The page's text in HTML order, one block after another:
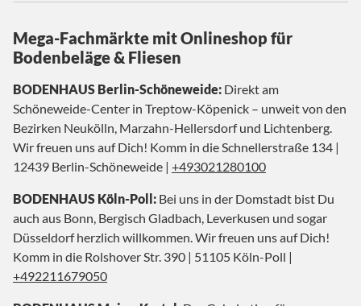
Mega-Fachmärkte mit Onlineshop für
Bodenbeläge & Fliesen
BODENHAUS Berlin-Schöneweide: Direkt am
Schöneweide-Center in Treptow-Köpenick – unweit von den
Bezirken Neukölln, Marzahn-Hellersdorf und Lichtenberg.
Wir freuen uns auf Dich! Komm in die Schnellerstraße 134 |
12439 Berlin-Schöneweide | +493021280100
BODENHAUS Köln-Poll: Bei uns in der Domstadt bist Du
auch aus Bonn, Bergisch Gladbach, Leverkusen und sogar
Düsseldorf herzlich willkommen. Wir freuen uns auf Dich!
Komm in die Rolshover Str. 390 | 51105 Köln-Poll |
+492211679050